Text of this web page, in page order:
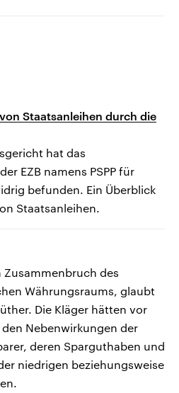
Staatsanleihen durch die
hat das
EZB namens PSPP für
befunden. Ein Überblick
Staatsanleihen.
Zusammenbruch des
Währungsraums, glaubt
Die Kläger hätten vor
Nebenwirkungen der
deren Sparguthaben und
niedrigen beziehungsweise